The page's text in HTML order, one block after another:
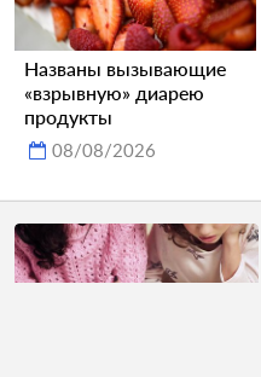
Названы вызывающие
«взрывную» диарею
продукты
08/08/2026